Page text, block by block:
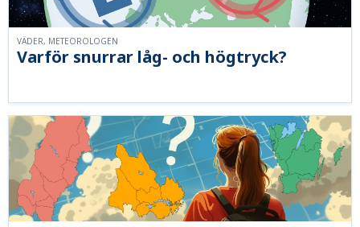
Varför snurrar låg- och högtryck?
VÄDER, METEOROLOGEN